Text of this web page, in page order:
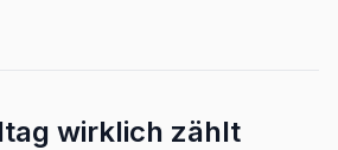
wirklich zählt